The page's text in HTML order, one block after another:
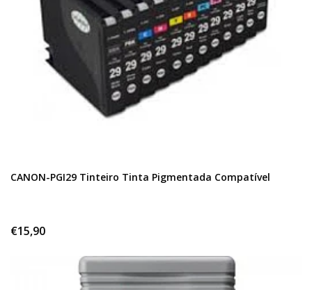
CANON-PGI29 Tinteiro Tinta Pigmentada Compatível
€15,90